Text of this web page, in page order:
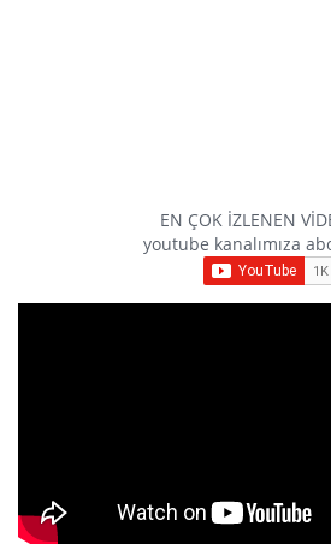
EN ÇOK İZLENEN
youtube kanalımıza